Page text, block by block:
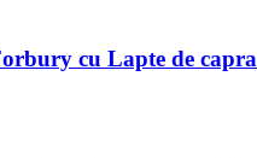
cu Lapte de capra